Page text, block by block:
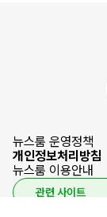
뉴스룸 운영정책
개인정보처리방침
뉴스룸 이용안내
관련 사이트